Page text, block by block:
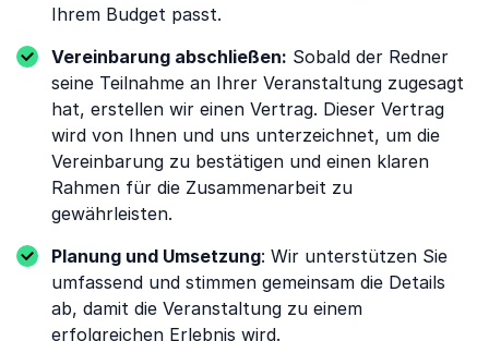
Ihrem Budget passt.
Vereinbarung abschließen: Sobald der Redner
seine Teilnahme an Ihrer Veranstaltung zugesagt
hat, erstellen wir einen Vertrag. Dieser Vertrag
wird von Ihnen und uns unterzeichnet, um die
Vereinbarung zu bestätigen und einen klaren
Rahmen für die Zusammenarbeit zu
gewährleisten.
Planung und Umsetzung: Wir unterstützen Sie
umfassend und stimmen gemeinsam die Details
ab, damit die Veranstaltung zu einem
erfolgreichen Erlebnis wird.